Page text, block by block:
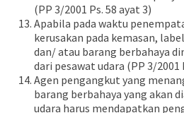
(PP 3/2001 Ps. 58 ayat 3)
Apabila pada waktu
kerusakan pada kemasan,
dan/ atau barang berbahaya
dari pesawat udara (PP 3/2001
Agen pengangkut yang
barang berbahaya yang akan
udara harus mendapatkan